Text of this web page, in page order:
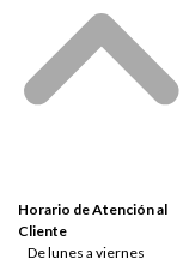
Horario de Atención al
Cliente
De lunes a viernes